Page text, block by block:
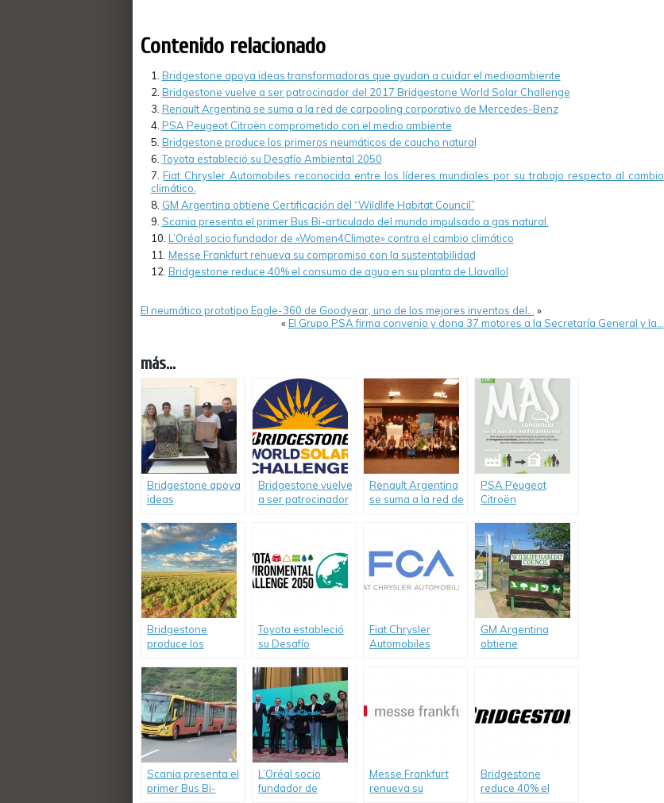
Contenido relacionado
Bridgestone apoya ideas transformadoras que ayudan a cuidar el medioambiente
Bridgestone vuelve a ser patrocinador del 2017 Bridgestone World Solar Challenge
Renault Argentina se suma a la red de carpooling corporativo de Mercedes-Benz
PSA Peugeot Citroën comprometido con el medio ambiente
Bridgestone produce los primeros neumáticos de caucho natural
Toyota estableció su Desafío Ambiental 2050
Fiat Chrysler Automobiles reconocida entre los líderes mundiales por su trabajo respecto al cambio
climático.
GM Argentina obtiene Certificación del “Wildlife Habitat Council”
Scania presenta el primer Bus Bi-articulado del mundo impulsado a gas natural.
L’Oréal socio fundador de «Women4Climate» contra el cambio climático
Messe Frankfurt renueva su compromiso con la sustentabilidad
Bridgestone reduce 40% el consumo de agua en su planta de Llavallol
El neumático prototipo Eagle-360 de Goodyear, uno de los mejores inventos del…
»
«El Grupo PSA firma convenio y dona 37 motores a la Secretaría General y la…
más...
Bridgestone apoya
ideas
que ayudan a
cuidar el
medioambiente
Bridgestone vuelve
a ser patrocinador
Renault Argentina
se suma a la red de
PSA Peugeot
Citroën
el medio ambiente
Bridgestone
produce los
neumáticos de
caucho natural
Toyota estableció
su Desafío
Fiat Chrysler
Automobiles
cambio climático.
GM Argentina
obtiene
Scania presenta el
primer Bus Bi-
L’Oréal socio
fundador de
Messe Frankfurt
renueva su
Bridgestone
reduce 40% el